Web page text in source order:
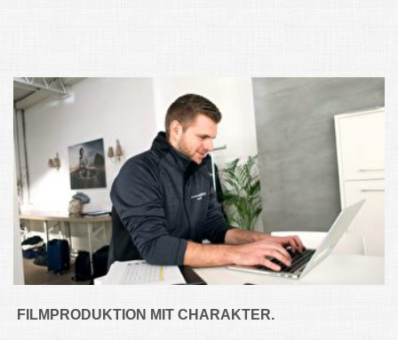
FILMPRODUKTION MIT CHARAKTER.